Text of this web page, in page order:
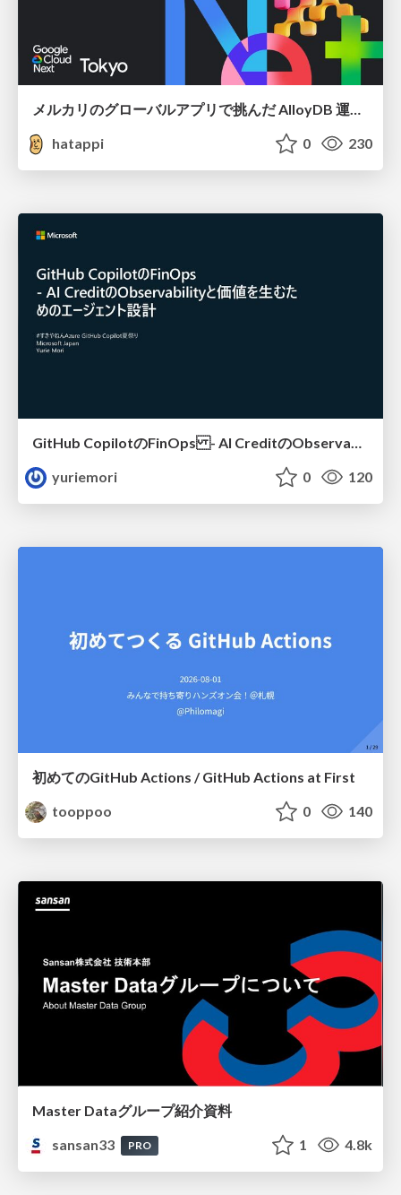
メルカリのグローバルアプリで挑んだ AlloyDB 運用と課題解決の実践記
hatappi
0 230
GitHub CopilotのFinOps - AI CreditのObservabilityと価値を生むためのエージェント設計
yuriemori
0 120
初めてのGitHub Actions / GitHub Actions at First
tooppoo
0 140
Master Dataグループ紹介資料
sansan33
PRO 1 4.8k